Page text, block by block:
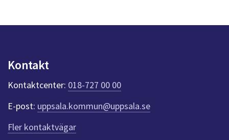
n
k
t
e
r
f
ö
r
Kontakt
Kontaktcenter: 018-727 00 00
E-post: uppsala.kommun@uppsala.se
Fler kontaktvägar